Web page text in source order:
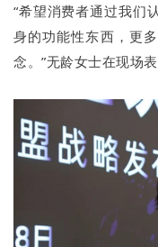
“希望消费者通过我们
身的功能性东西，更
念。”无龄女士在现场表